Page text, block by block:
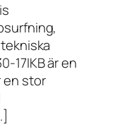
17IKB är en
en stor